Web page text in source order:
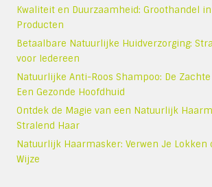
Kwaliteit en Duurzaamheid: Groothandel
Producten
Betaalbare Natuurlijke Huidverzorging:
voor Iedereen
Natuurlijke Anti-Roos Shampoo: De
Een Gezonde Hoofdhuid
Ontdek de Magie van een Natuurlijk
Stralend Haar
Natuurlijk Haarmasker: Verwen Je Lokken
Wijze